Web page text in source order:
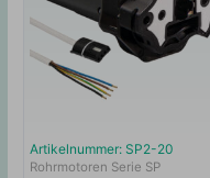
Artikelnummer: SP2-20
Rohrmotoren Serie SP